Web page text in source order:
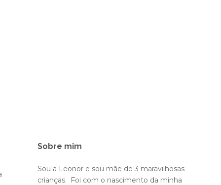
Sobre mim
Sou a Leonor e sou mãe de 3 maravilhosas
crianças. Foi com o nascimento da minha